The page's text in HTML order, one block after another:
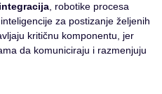
, robotike procesa
za postizanje željenih
kritičnu komponentu, jer
da komuniciraju i razmenjuju